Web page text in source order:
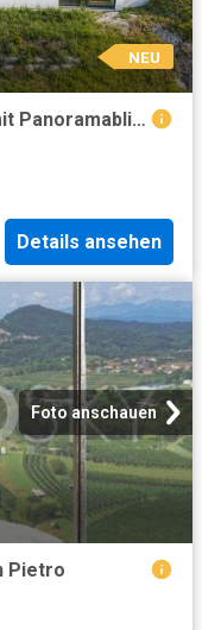
NEU
Moderne Villa mitten im Grünen mit Panoramablick
Details ansehen
Foto anschauen
Pietro